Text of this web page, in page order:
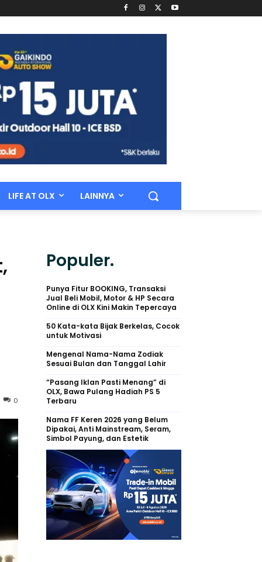
LIFE AT OLX LAINNYA
0
Populer.
Punya Fitur BOOKING, Transaksi
Jual Beli Mobil, Motor & HP Secara
Online di OLX Kini Makin Tepercaya
50 Kata-kata Bijak Berkelas, Cocok
untuk Motivasi
Mengenal Nama-Nama Zodiak
Sesuai Bulan dan Tanggal Lahir
“Pasang Iklan Pasti Menang” di
OLX, Bawa Pulang Hadiah PS 5
Terbaru
Nama FF Keren 2026 yang Belum
Dipakai, Anti Mainstream, Seram,
Simbol Payung, dan Estetik